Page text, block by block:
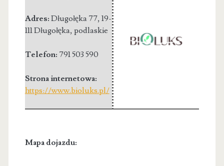
Adres: Długołęka 77, 19-
111 Długołęka, podlaskie
Telefon: 791 503 590
Strona internetowa:
https://www.bioluks.pl/
Mapa dojazdu: